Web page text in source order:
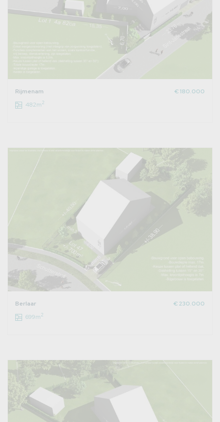
Rijmenam
€ 180.000
482m2
Berlaar
€ 230.000
699m2